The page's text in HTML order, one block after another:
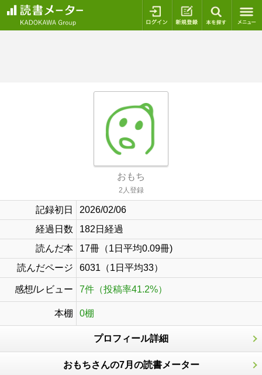
ログイン 新規登録
おもち
2人登録
記録初日
2026/02/06
経過日数
182日経過
読んだ本
17冊（1日平均0.09冊)
読んだページ
6031（1日平均33）
感想/レビュー 7件（投稿率41.2%）
本棚 0棚
プロフィール詳細
おもちさんの7月の読書メーター